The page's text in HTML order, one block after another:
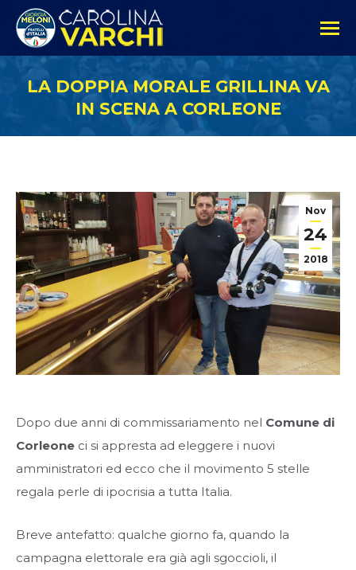
LA DOPPIA MORALE GRILLINA VA
IN SCENA A CORLEONE
Nov
24
2018
Dopo due anni di commissariamento nel Comune di
Corleone ci si appresta ad eleggere i nuovi
amministratori ed ecco che il movimento 5 stelle
regala perle di ipocrisia a tutta Italia.
Breve antefatto: qualche giorno fa, quando la
campagna elettorale era già agli sgoccioli, il